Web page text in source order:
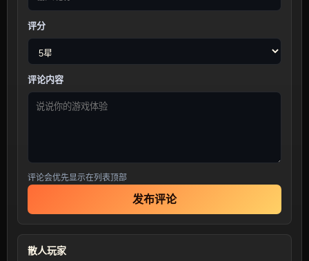
评分
评论内容
评论会优先显示在列表顶部
发布评论
散人玩家